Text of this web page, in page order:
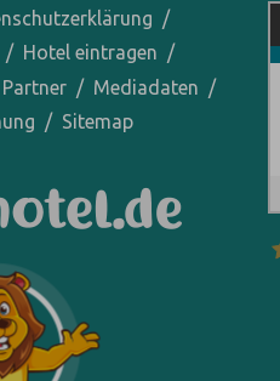
Hotel eintragen
Partner
Mediadaten
Sitemap